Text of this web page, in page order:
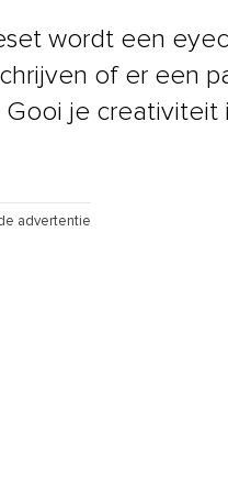
wordt een
of er een
Gooi je creativiteit
advertentie